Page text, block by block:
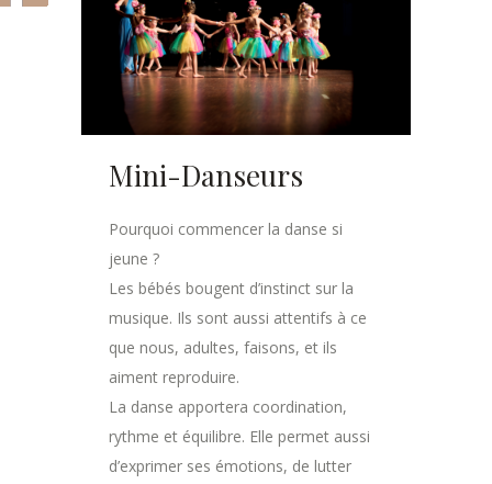
Mini-Danseurs
Pourquoi commencer la danse si
jeune ?
Les bébés bougent d’instinct sur la
musique. Ils sont aussi attentifs à ce
que nous, adultes, faisons, et ils
aiment reproduire.
La danse apportera coordination,
rythme et équilibre. Elle permet aussi
d’exprimer ses émotions, de lutter